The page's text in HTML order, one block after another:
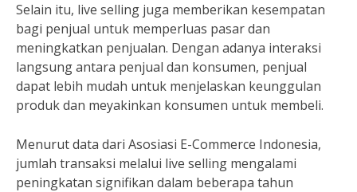
Selain itu, live selling juga memberikan kesempatan
bagi penjual untuk memperluas pasar dan
meningkatkan penjualan. Dengan adanya interaksi
langsung antara penjual dan konsumen, penjual
dapat lebih mudah untuk menjelaskan keunggulan
produk dan meyakinkan konsumen untuk membeli.
Menurut data dari Asosiasi E-Commerce Indonesia,
jumlah transaksi melalui live selling mengalami
peningkatan signifikan dalam beberapa tahun